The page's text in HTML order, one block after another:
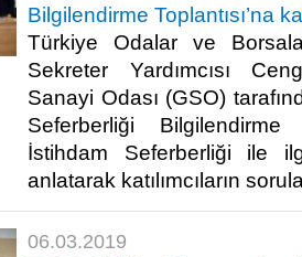
Bilgilendirme Toplantısı’na
Türkiye Odalar ve
Sekreter Yardımcısı
Sanayi Odası (GSO)
Seferberliği Bilgilendirme
İstihdam Seferberliği ile
anlatarak katılımcıların
06.03.2019